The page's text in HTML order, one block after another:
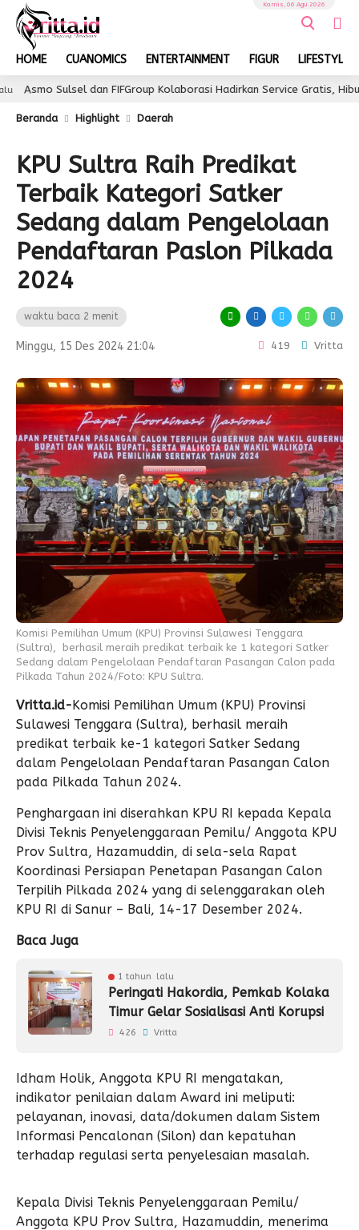
HOME CUANOMICS ENTERTAINMENT FIGUR LIFESTYLE
Kamis, 06 Agu 2026
dan FIFGroup Kolaborasi Hadirkan Service Gratis, Hiburan,
Beranda Highlight Daerah
KPU Sultra Raih Predikat
Terbaik Kategori Satker
Sedang dalam Pengelolaan
Pendaftaran Paslon Pilkada
2024
waktu baca 2 menit
Minggu, 15 Des 2024 21:04 419 Vritta
Komisi Pemilihan Umum (KPU) Provinsi Sulawesi Tenggara
(Sultra), berhasil meraih predikat terbaik ke 1 kategori Satker
Sedang dalam Pengelolaan Pendaftaran Pasangan Calon pada
Pilkada Tahun 2024/Foto: KPU Sultra.
Vritta.id-Komisi Pemilihan Umum (KPU) Provinsi
Sulawesi Tenggara (Sultra), berhasil meraih
predikat terbaik ke-1 kategori Satker Sedang
dalam Pengelolaan Pendaftaran Pasangan Calon
pada Pilkada Tahun 2024.
Penghargaan ini diserahkan KPU RI kepada Kepala
Divisi Teknis Penyelenggaraan Pemilu/ Anggota KPU
Prov Sultra, Hazamuddin, di sela-sela Rapat
Koordinasi Persiapan Penetapan Pasangan Calon
Terpilih Pilkada 2024 yang di selenggarakan oleh
KPU RI di Sanur – Bali, 14-17 Desember 2024.
Baca Juga
1 tahun lalu
Peringati Hakordia, Pemkab Kolaka
Timur Gelar Sosialisasi Anti Korupsi
426 Vritta
Idham Holik, Anggota KPU RI mengatakan,
indikator penilaian dalam Award ini meliputi:
pelayanan, inovasi, data/dokumen dalam Sistem
Informasi Pencalonan (Silon) dan kepatuhan
terhadap regulasi serta penyelesaian masalah.
Kepala Divisi Teknis Penyelenggaraan Pemilu/
Anggota KPU Prov Sultra, Hazamuddin, menerima